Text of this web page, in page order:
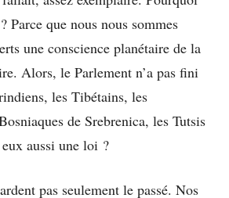
Parce que nous nous sommes
une conscience planétaire de la
Alors, le Parlement n’a pas fini
les Tibétains, les
de Srebrenica, les Tutsis
aussi une loi ?
pas seulement le passé. Nos